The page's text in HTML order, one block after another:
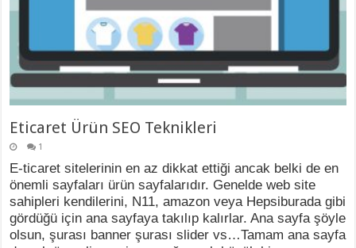
Eticaret Ürün SEO Teknikleri
1
E-ticaret sitelerinin en az dikkat ettiği ancak belki de en
önemli sayfaları ürün sayfalarıdır. Genelde web site
sahipleri kendilerini, N11, amazon veya Hepsiburada gibi
gördüğü için ana sayfaya takılıp kalırlar. Ana sayfa şöyle
olsun, şurası banner şurası slider vs…Tamam ana sayfa